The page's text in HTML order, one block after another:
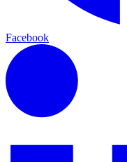
Facebook